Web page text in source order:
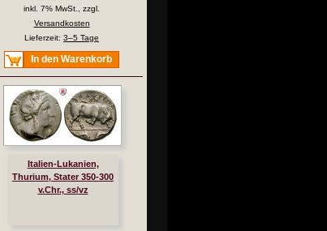
inkl. 7% MwSt., zzgl.
Versandkosten
Lieferzeit: 3–5 Tage
In den Warenkorb
Italien-Lukanien,
Thurium, Stater 350-300
v.Chr., ss/vz